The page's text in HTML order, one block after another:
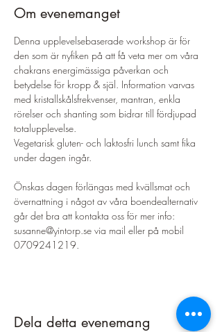
Om evenemanget
Denna upplevelsebaserade workshop är för
den som är nyfiken på att få veta mer om våra
chakrans energimässiga påverkan och
betydelse för kropp & själ. Information varvas
med kristallskålsfrekvenser, mantran, enkla
rörelser och shanting som bidrar till fördjupad
totalupplevelse.
Vegetarisk gluten- och laktosfri lunch samt fika
under dagen ingår.
Önskas dagen förlängas med kvällsmat och
övernattning i något av våra boendealternativ
går det bra att kontakta oss för mer info:
susanne@yintorp.se via mail eller på mobil
0709241219.
Dela detta evenemang